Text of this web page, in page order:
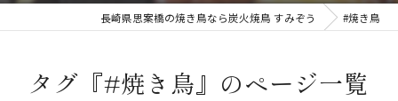
長崎県思案橋の焼き鳥なら炭火焼鳥 すみぞう #焼き鳥
タグ『#焼き鳥』のページ一覧